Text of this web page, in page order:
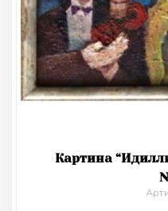
Картина